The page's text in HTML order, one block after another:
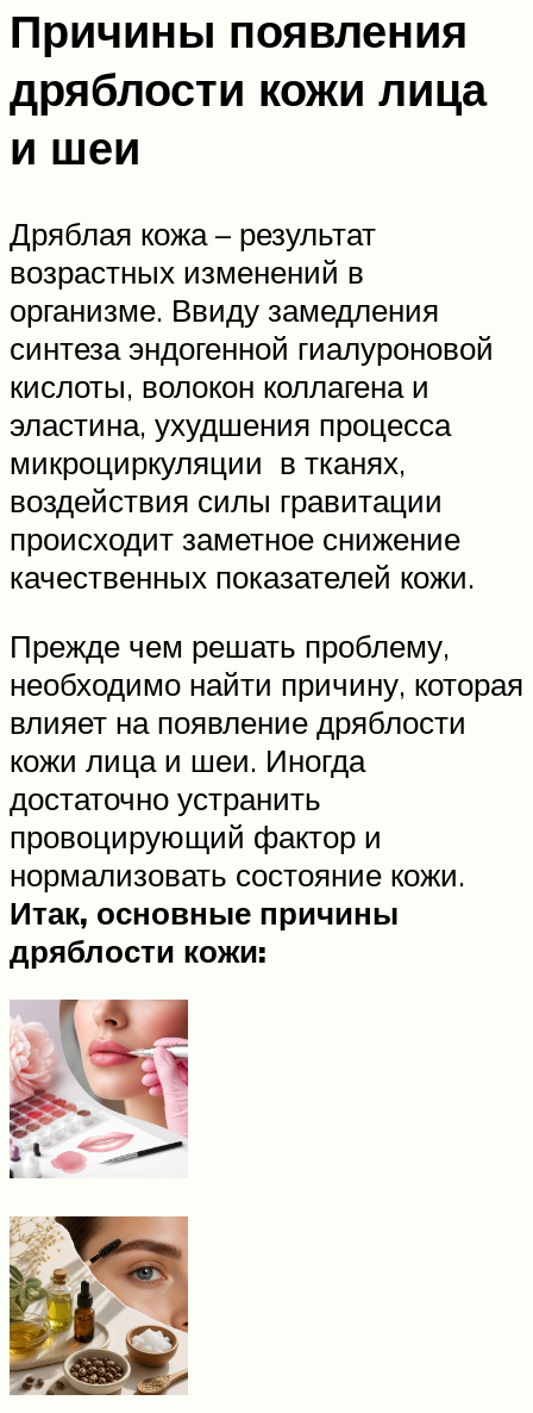
Причины появления
дряблости кожи лица
и шеи
Дряблая кожа – результат
возрастных изменений в
организме. Ввиду замедления
синтеза эндогенной гиалуроновой
кислоты, волокон коллагена и
эластина, ухудшения процесса
микроциркуляции в тканях,
воздействия силы гравитации
происходит заметное снижение
качественных показателей кожи.
Прежде чем решать проблему,
необходимо найти причину, которая
влияет на появление дряблости
кожи лица и шеи. Иногда
достаточно устранить
провоцирующий фактор и
нормализовать состояние кожи.
Итак, основные причины
дряблости кожи: